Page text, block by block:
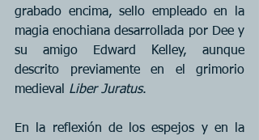
grabado encima, sello empleado en la
magia enochiana desarrollada por Dee y
su amigo Edward Kelley, aunque
descrito previamente en el grimorio
medieval Liber Juratus.
En la reflexión de los espejos y en la